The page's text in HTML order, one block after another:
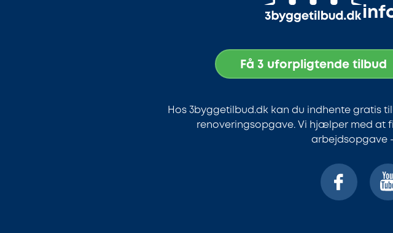
Få 3 uforpligtende tilbud
Hos 3byggetilbud.dk kan du indhente gratis
renoveringsopgave. Vi hjælper med at
arbejdsopgave